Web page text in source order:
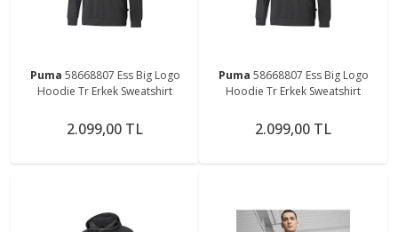
Puma 58668807 Ess Big Logo
Hoodie Tr Erkek Sweatshirt
2.099,00 TL
Puma 58668807 Ess Big Logo
Hoodie Tr Erkek Sweatshirt
2.099,00 TL